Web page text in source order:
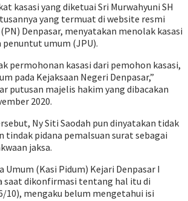
kasasi yang diketuai Sri Murwahyuni SH
yang termuat di website resmi
Denpasar, menyatakan menolak kasasi
penuntut umum (JPU).
permohonan kasasi dari pemohon kasasi,
pada Kejaksaan Negeri Denpasar,”
putusan majelis hakim yang dibacakan
2020.
Ny Siti Saodah pun dinyatakan tidak
tindak pidana pemalsuan surat sebagai
jaksa.
Umum (Kasi Pidum) Kejari Denpasar I
saat dikonfirmasi tentang hal itu di
10), mengaku belum mengetahui isi